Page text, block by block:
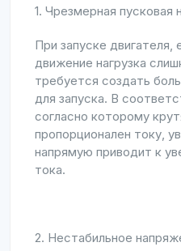
1. Чрезмерная пусковая
При запуске двигателя,
движение нагрузка
требуется создать
для запуска. В
согласно которому
пропорционален току,
напрямую приводит к
тока.
2. Нестабильное